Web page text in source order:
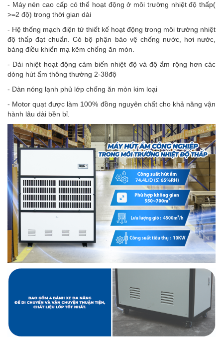
- Máy nén cao cấp có thể hoạt động ở môi trường nhiệt độ thấp(
>=2 độ) trong thời gian dài
- Hệ thống mạch điện tử thiết kế hoạt động trong môi trường nhiệt
độ thấp đạt chuẩn. Có bộ phận bảo vệ chống nước, hơi nước,
bảng điều khiển mạ kẽm chống ăn mòn.
- Dải nhiệt hoạt động cảm biến nhiệt độ và độ ẩm rộng hơn các
dòng hút ẩm thông thường 2-38độ
- Dàn nóng lạnh phủ lớp chống ăn mòn kim loại
- Motor quạt được làm 100% đồng nguyên chất cho khả năng vận
hành lâu dài bền bỉ.